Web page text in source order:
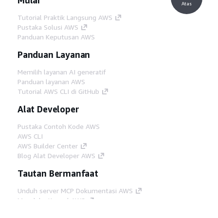
Tutorial Praktik Langsung AWS
Pustaka Solusi AWS
Panduan Keputusan AWS
Panduan Layanan
Memilih layanan AI generatif
Panduan layanan AWS
Tutorial AWS CLI di GitHub
Alat Developer
Pustaka Contoh Kode AWS
AWS CLI
AWS Builder Center
Blog Alat Developer AWS
Tautan Bermanfaat
Unduh server MCP Dokumentasi AWS
Masuk ke Konsol AWS
Atas